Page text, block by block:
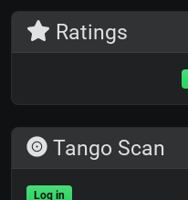
Ratings
Tango Scan
Log in